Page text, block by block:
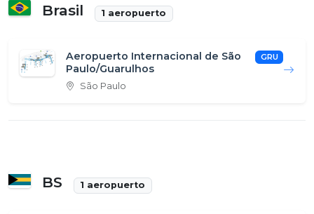
Brasil 1 aeropuerto
Aeropuerto Internacional de São
Paulo/Guarulhos
GRU
São Paulo
BS 1 aeropuerto